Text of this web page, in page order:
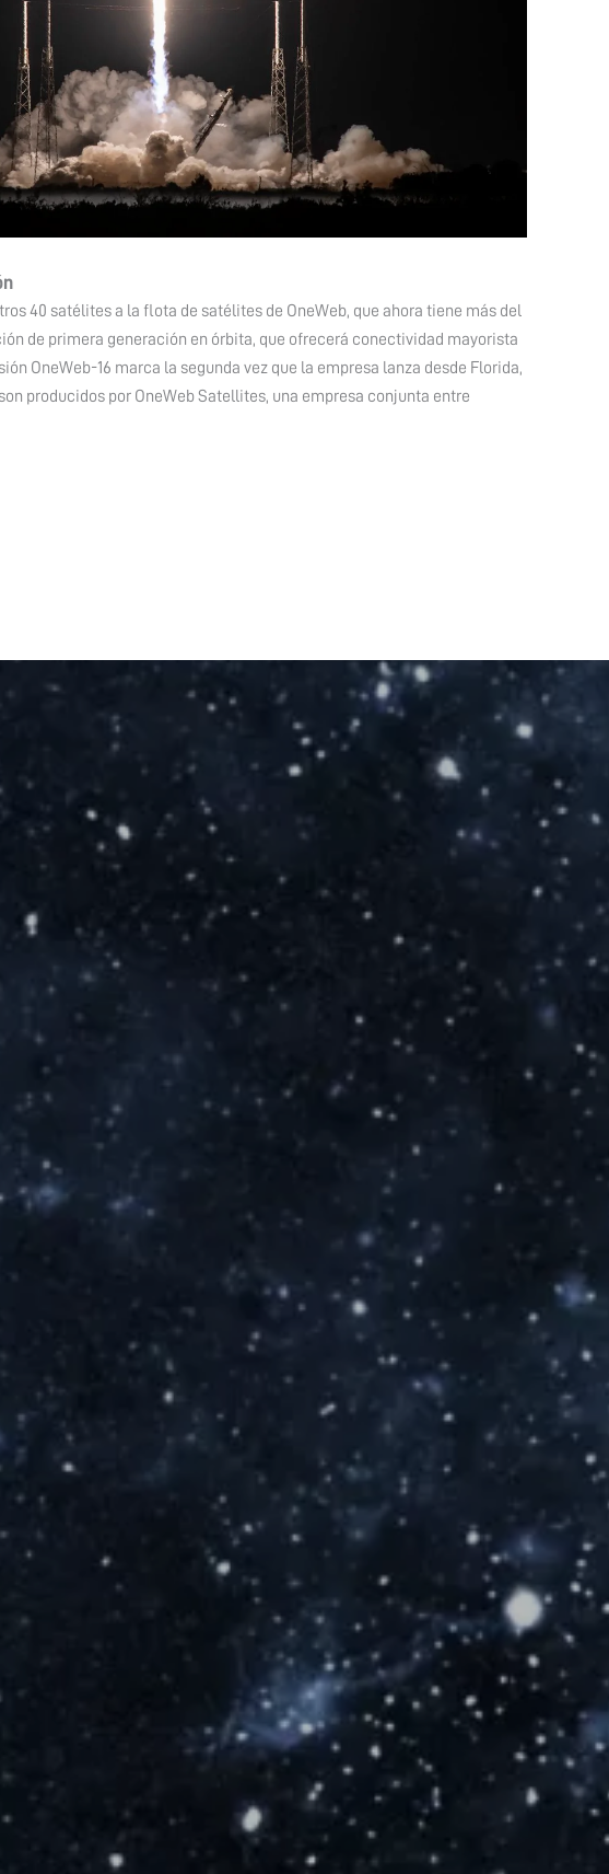
40 satélites a la flota de satélites de OneWeb, que ahora tiene más del
de primera generación en órbita, que ofrecerá conectividad mayorista
OneWeb-16 marca la segunda vez que la empresa lanza desde Florida,
producidos por OneWeb Satellites, una empresa conjunta entre